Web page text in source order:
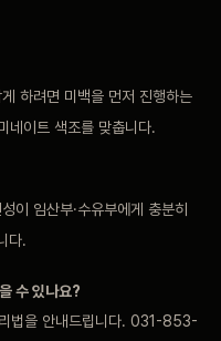
하려면 미백을 먼저 진행하는
네이트 색조를 맞춥니다.
이 임산부·수유부에게 충분히
다.
수 있나요?
법을 안내드립니다. 031-853-